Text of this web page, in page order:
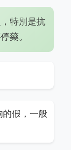
特別是抗
藥。
的假，一般